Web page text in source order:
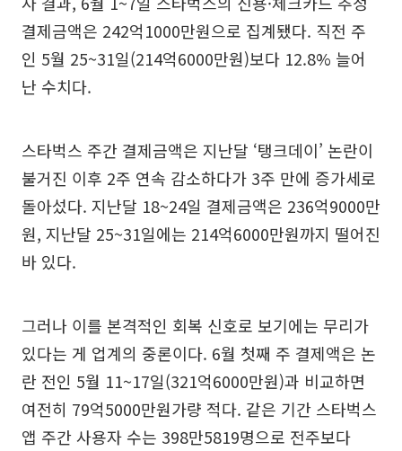
결제금액은 242억1000만원으로 집계됐다. 직전 주
인 5월 25~31일(214억6000만원)보다 12.8% 늘어
난 수치다.
스타벅스 주간 결제금액은 지난달 ‘탱크데이’ 논란이
불거진 이후 2주 연속 감소하다가 3주 만에 증가세로
돌아섰다. 지난달 18~24일 결제금액은 236억9000만
원, 지난달 25~31일에는 214억6000만원까지 떨어진
바 있다.
그러나 이를 본격적인 회복 신호로 보기에는 무리가
있다는 게 업계의 중론이다. 6월 첫째 주 결제액은 논
란 전인 5월 11~17일(321억6000만원)과 비교하면
여전히 79억5000만원가량 적다. 같은 기간 스타벅스
앱 주간 사용자 수는 398만5819명으로 전주보다